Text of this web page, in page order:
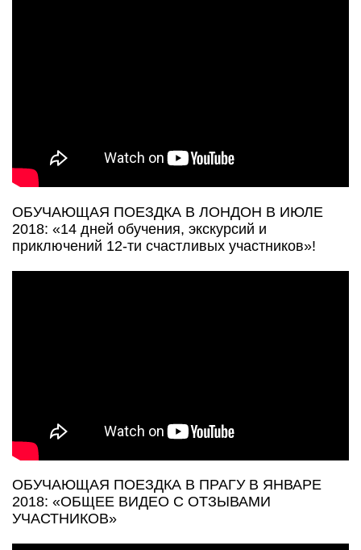
ОБУЧАЮЩАЯ ПОЕЗДКА В ЛОНДОН В ИЮЛЕ
2018: «14 дней обучения, экскурсий и
приключений 12-ти счастливых участников»!
ОБУЧАЮЩАЯ ПОЕЗДКА В ПРАГУ В ЯНВАРЕ
2018: «ОБЩЕЕ ВИДЕО С ОТЗЫВАМИ
УЧАСТНИКОВ»